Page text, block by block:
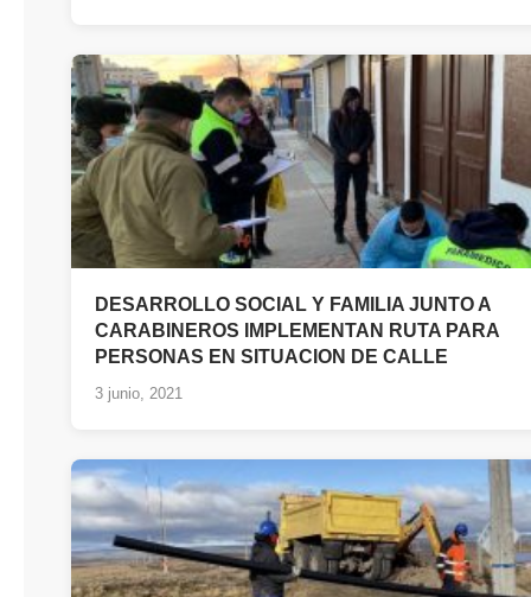
DESARROLLO SOCIAL Y FAMILIA JUNTO A
CARABINEROS IMPLEMENTAN RUTA PARA
PERSONAS EN SITUACION DE CALLE
3 junio, 2021